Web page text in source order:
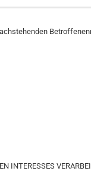
INTERESSES